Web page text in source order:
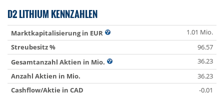
D2 LITHIUM KENNZAHLEN
Marktkapitalisierung in EUR
1.01 Mio.
Streubesitz %
96.57
Gesamtanzahl Aktien in Mio.
36.23
Anzahl Aktien in Mio.
36.23
Cashflow/Aktie in CAD
-0.01